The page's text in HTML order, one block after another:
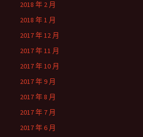
2018 年 2 月
2018 年 1 月
2017 年 12 月
2017 年 11 月
2017 年 10 月
2017 年 9 月
2017 年 8 月
2017 年 7 月
2017 年 6 月